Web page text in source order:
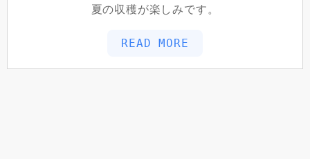
夏の収穫が楽しみです。
READ MORE